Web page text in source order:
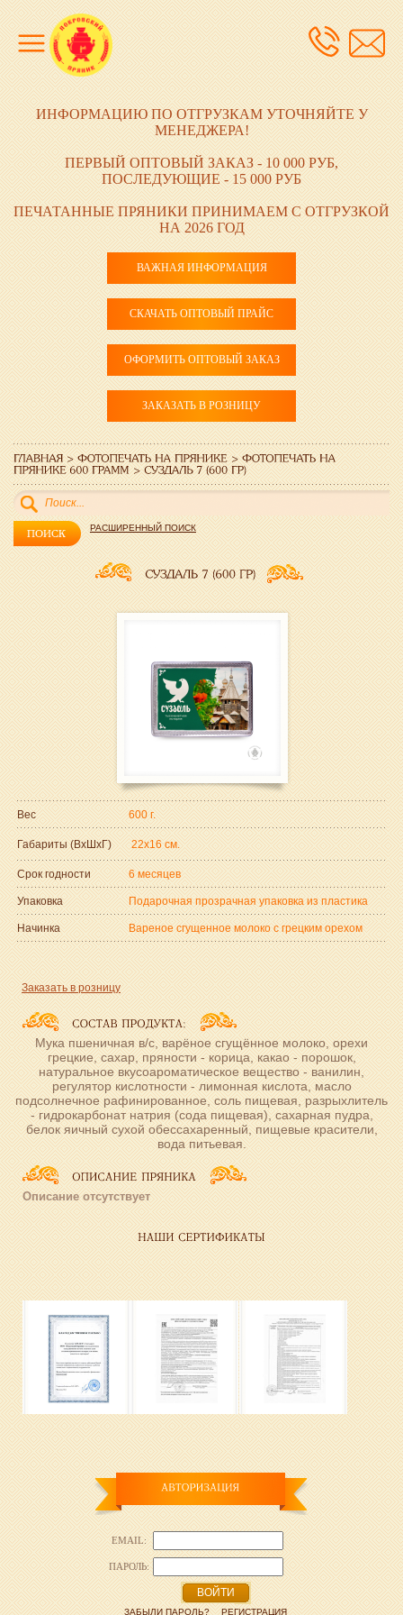
ИНФОРМАЦИЮ ПО ОТГРУЗКАМ УТОЧНЯЙТЕ У
МЕНЕДЖЕРА!
ПЕРВЫЙ ОПТОВЫЙ ЗАКАЗ - 10 000 РУБ,
ПОСЛЕДУЮЩИЕ - 15 000 РУБ
ПЕЧАТАННЫЕ ПРЯНИКИ ПРИНИМАЕМ С ОТГРУЗКОЙ
НА 2026 ГОД
ВАЖНАЯ ИНФОРМАЦИЯ
СКАЧАТЬ ОПТОВЫЙ ПРАЙС
ОФОРМИТЬ ОПТОВЫЙ ЗАКАЗ
ЗАКАЗАТЬ В РОЗНИЦУ
РАСШИРЕННЫЙ ПОИСК
Вес 600 г.
Габариты (ВxШxГ) 22x16 см.
Срок годности 6 месяцев
Упаковка Подарочная прозрачная упаковка из пластика
Начинка Вареное сгущенное молоко с грецким орехом
Заказать в розницу
Мука пшеничная в/с, варёное сгущённое молоко, орехи
грецкие, сахар, пряности - корица, какао - порошок,
натуральное вкусоароматическое вещество - ванилин,
регулятор кислотности - лимонная кислота, масло
подсолнечное рафинированное, соль пищевая, разрыхлитель
- гидрокарбонат натрия (сода пищевая), сахарная пудра,
белок яичный сухой обессахаренный, пищевые красители,
вода питьевая.
Описание отсутствует
EMAIL:
ПАРОЛЬ:
ВОЙТИ
ЗАБЫЛИ ПАРОЛЬ? РЕГИСТРАЦИЯ